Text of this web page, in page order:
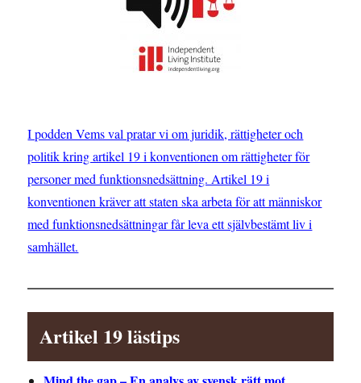
I podden Vems val pratar vi om juridik, rättigheter och
politik kring artikel 19 i konventionen om rättigheter för
personer med funktionsnedsättning. Artikel 19 i
konventionen kräver att staten ska arbeta för att människor
med funktionsnedsättningar får leva ett självbestämt liv i
samhället.
Artikel 19 lästips